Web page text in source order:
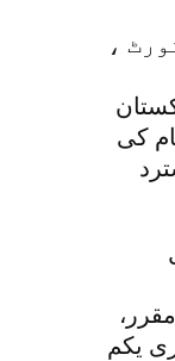
،
کی
یکم